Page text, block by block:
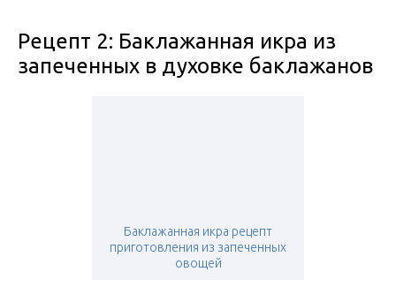
Рецепт 2: Баклажанная икра из
запеченных в духовке баклажанов
Баклажанная икра рецепт
приготовления из запеченных
овощей